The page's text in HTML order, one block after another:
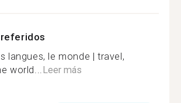
langues, le monde | travel,
world...Leer más